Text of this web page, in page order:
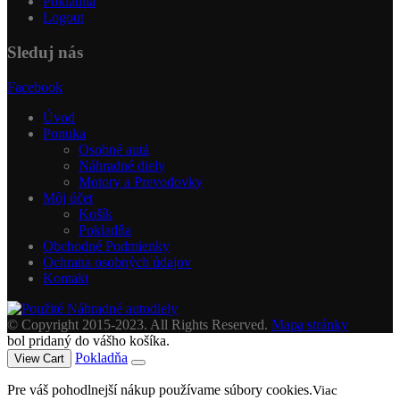
Logout
Sleduj nás
Facebook
Úvod
Ponuka
Osobné autá
Náhradné diely
Motory a Prevodovky
Môj účet
Košík
Pokladňa
Obchodné Podmienky
Ochrana osobných údajov
Kontakt
© Copyright 2015-2023. All Rights Reserved. Mapa stránky
bol pridaný do vášho košíka.
View Cart Pokladňa
Pre váš pohodlnejší nákup používame súbory cookies.Viac